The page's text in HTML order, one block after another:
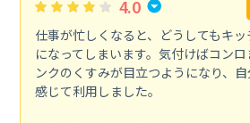
4.0
仕事が忙しくなると、どうしてもキ
になってしまいます。気付けばコン
ンクのくすみが目立つようになり、
感じて利用しました。